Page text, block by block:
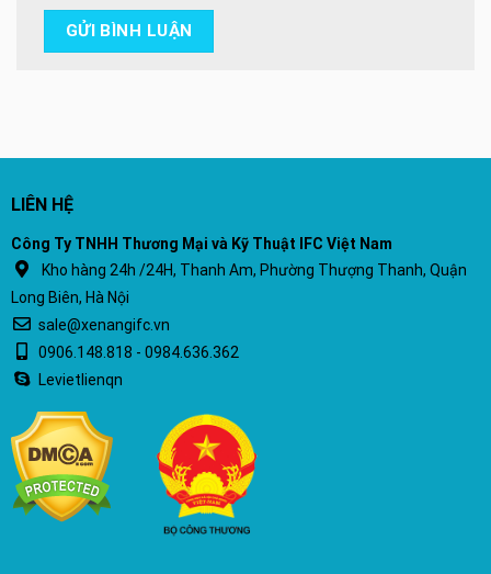
LIÊN HỆ
Công Ty TNHH Thương Mại và Kỹ Thuật IFC Việt Nam
Kho hàng 24h /24H, Thanh Am, Phường Thượng Thanh, Quận
Long Biên, Hà Nội
sale@xenangifc.vn
0906.148.818 - 0984.636.362
Levietlienqn